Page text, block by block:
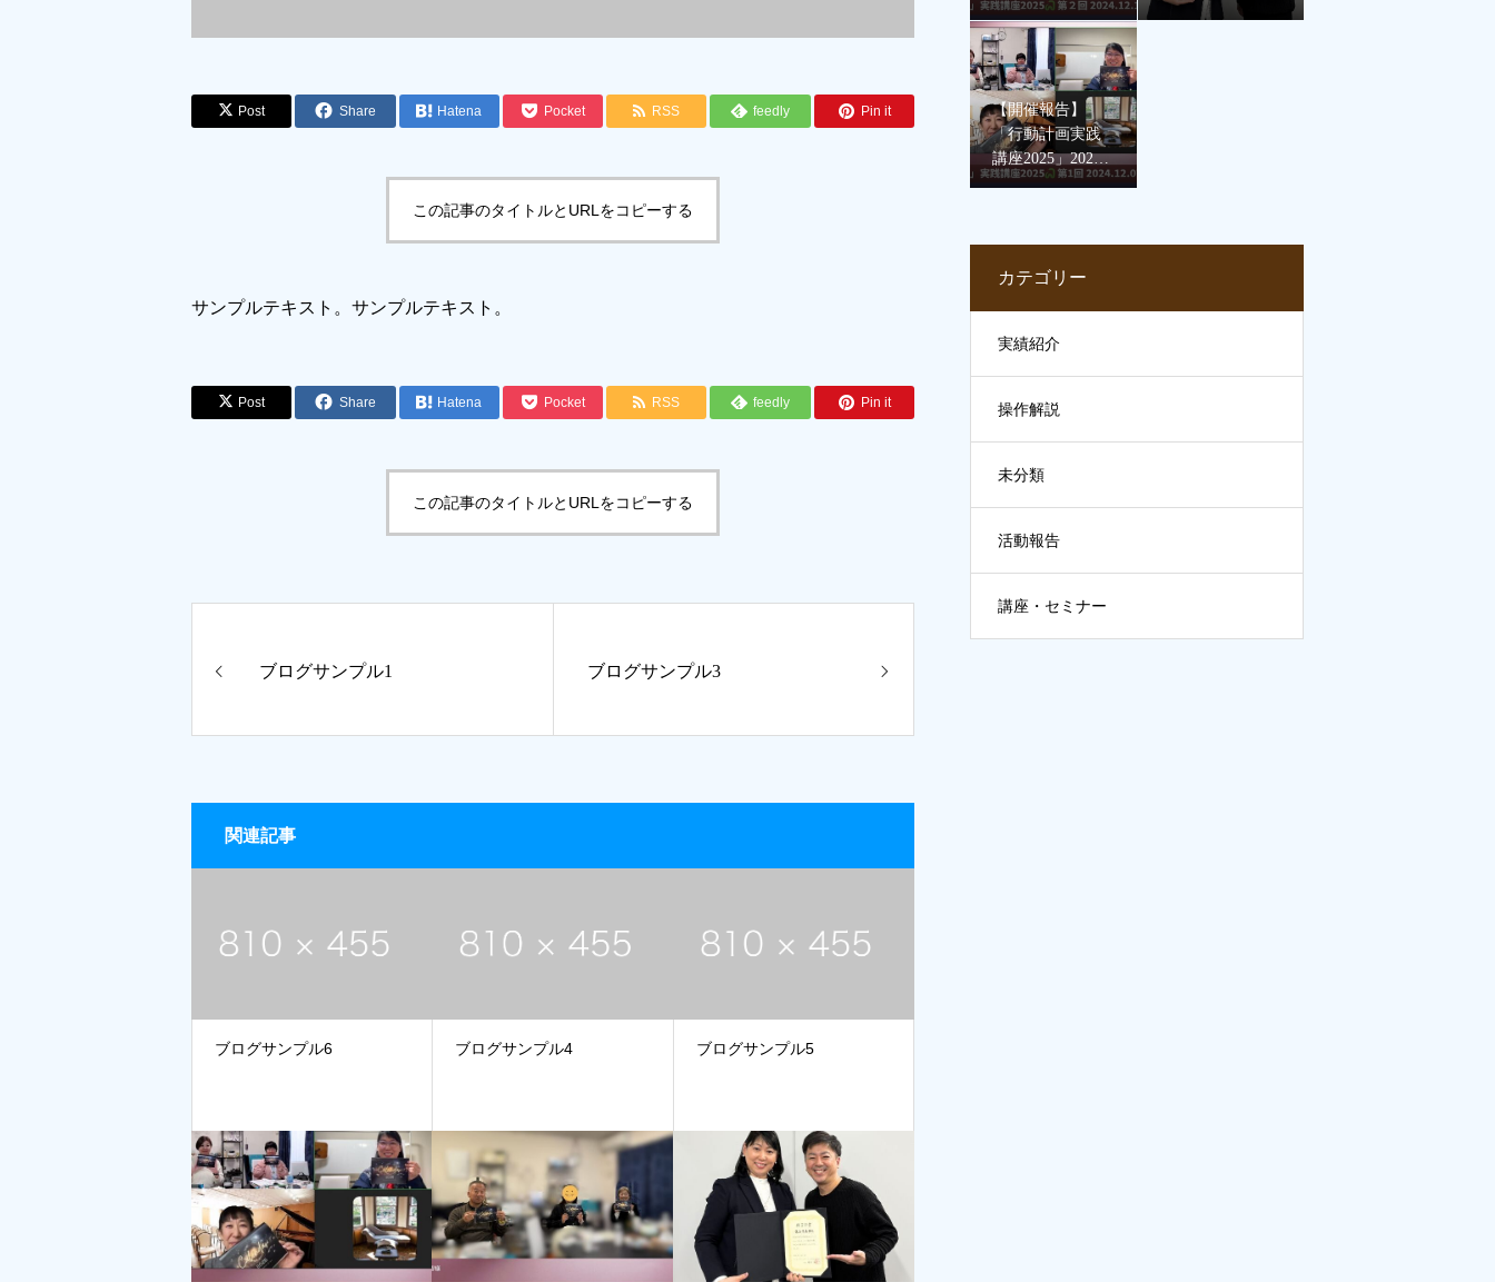
Post Share Hatena Pocket RSS feedly Pin it
この記事のタイトルとURLをコピーする
サンプルテキスト。サンプルテキスト。
Post Share Hatena Pocket RSS feedly Pin it
この記事のタイトルとURLをコピーする
ブログサンプル1 ブログサンプル3
関連記事
ブログサンプル6 ブログサンプル4 ブログサンプル5
年12月16日
【開催報告】
「行動計画実践
講座2025」2024
年12月7日
カテゴリー
実績紹介
操作解説
未分類
活動報告
講座・セミナー